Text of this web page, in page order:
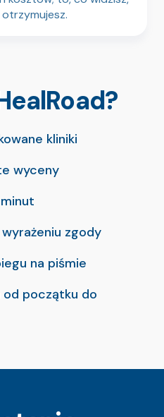
kliniki
wyceny
zgody
na piśmie
początku do